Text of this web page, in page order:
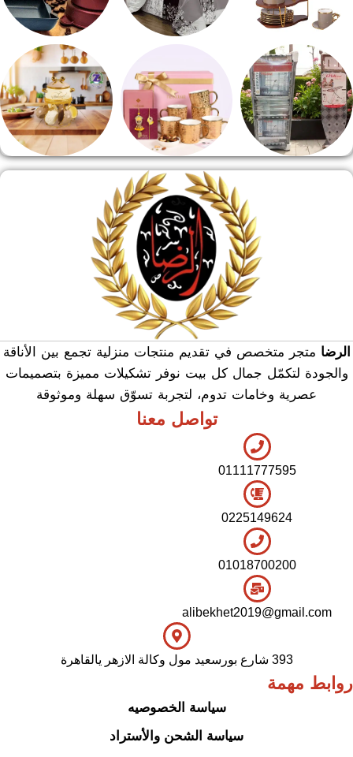
طقم قهوه وشاي مقلايه وطاجن
هدايا وسيلفر
01111777595
0225149624
01018700200
الرضا متجر متخصص في تقديم منتجات منزلية تجمع بين الأناقة
والجودة لتكمّل جمال كل بيت نوفر تشكيلات مميزة بتصميمات
عصرية وخامات تدوم، لتجربة تسوّق سهلة وموثوقة
تواصل معنا
روابط مهمة
سياسة الخصوصيه
سياسة الشحن والأستراد
alibekhet2019@gmail.com
393 شارع بورسعيد مول وكالة الازهر يالقاهرة